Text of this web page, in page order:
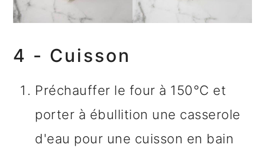
4 - Cuisson
Préchauffer le four à 150°C et
porter à ébullition une casserole
d'eau pour une cuisson en bain